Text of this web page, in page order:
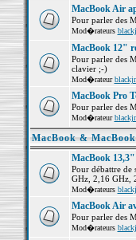
MacBook Air
Pour parler des
Mod�rateurs
MacBook 12"
Pour parler des
clavier ;-)
Mod�rateur
MacBook Pro
Pour parler des
Mod�rateur
MacBook &
MacBook
Pour débattre de
GHz, 2,16 GHz,
Mod�rateurs
MacBook Air
Pour parler des
Mod�rateurs